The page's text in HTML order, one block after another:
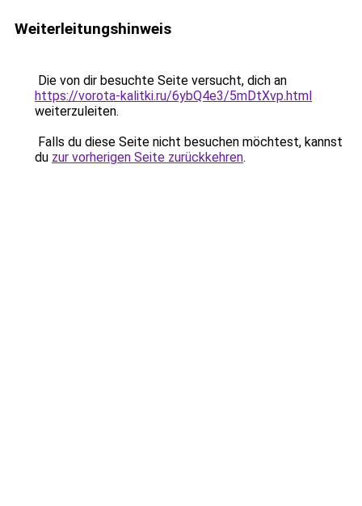
Weiterleitungshinweis
Die von dir besuchte Seite versucht, dich an
https://vorota-kalitki.ru/6ybQ4e3/5mDtXvp.html
weiterzuleiten.
Falls du diese Seite nicht besuchen möchtest, kannst
du zur vorherigen Seite zurückkehren.